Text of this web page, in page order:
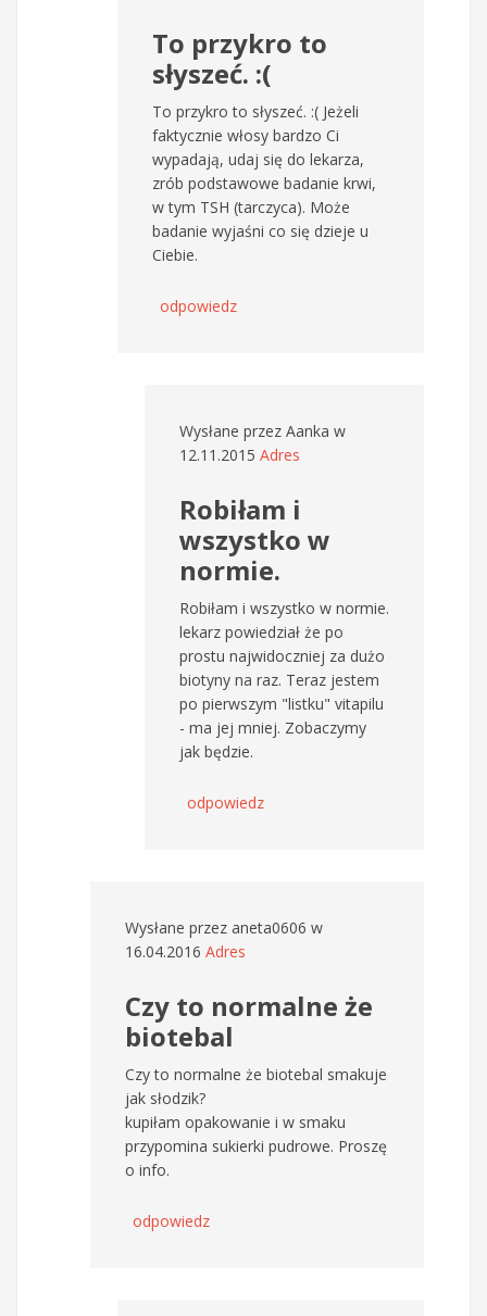
To przykro to
słyszeć. :(
To przykro to słyszeć. :( Jeżeli
faktycznie włosy bardzo Ci
wypadają, udaj się do lekarza,
zrób podstawowe badanie krwi,
w tym TSH (tarczyca). Może
badanie wyjaśni co się dzieje u
Ciebie.
odpowiedz
Wysłane przez Aanka w
12.11.2015 Adres
Robiłam i
wszystko w
normie.
Robiłam i wszystko w normie.
lekarz powiedział że po
prostu najwidoczniej za dużo
biotyny na raz. Teraz jestem
po pierwszym "listku" vitapilu
- ma jej mniej. Zobaczymy
jak będzie.
odpowiedz
Wysłane przez aneta0606 w
16.04.2016 Adres
Czy to normalne że
biotebal
Czy to normalne że biotebal smakuje
jak słodzik?
kupiłam opakowanie i w smaku
przypomina sukierki pudrowe. Proszę
o info.
odpowiedz